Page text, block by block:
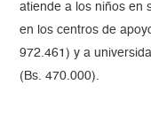
atiende a los niños en
en los centros de
972.461) y a
(Bs. 470.000).